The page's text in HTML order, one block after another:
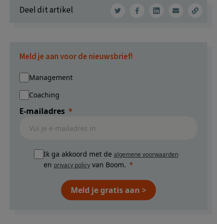
Deel dit artikel
Meld je aan voor de nieuwsbrief!
Management
Coaching
E-mailadres
Ik ga akkoord met de algemene voorwaarden
en privacy policy van Boom.
Meld je gratis aan >